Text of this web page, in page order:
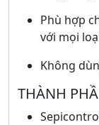
Phù hợp
với mọi
Không
THÀNH